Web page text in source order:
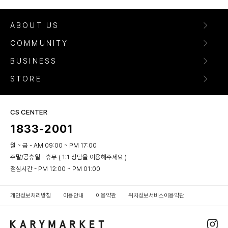
ABOUT US
COMMUNITY
BUSINESS
STORE
CS CENTER
1833-2001
월 ~ 금 - AM 09:00 ~ PM 17:00
주말/공휴일 - 휴무 ( 1:1 상담을 이용해주세요 )
점심시간 - PM 12:00 ~ PM 01:00
개인정보처리방침 이용안내 이용약관 위치정보서비스이용약관